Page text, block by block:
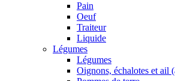
Pain
Oeuf
Traiteur
Liquide
Légumes
Légumes
Oignons, échalotes et ail